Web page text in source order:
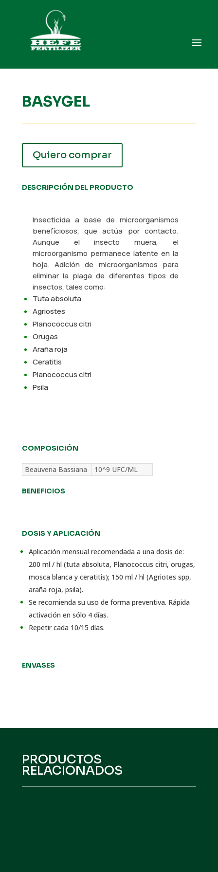
BASYGEL
Quiero comprar
DESCRIPCIÓN DEL PRODUCTO
Insecticida a base de microorganismos
beneficiosos, que actúa por contacto.
Aunque el insecto muera, el
microorganismo permanece latente en la
hoja. Adición de microorganismos para
eliminar la plaga de diferentes tipos de
insectos, tales como:
Tuta absoluta
Agriostes
Planococcus citri
Orugas
Araña roja
Ceratitis
Planococcus citri
Psila
COMPOSICIÓN
Beauveria Bassiana 10^9 UFC/ML
BENEFICIOS
DOSIS Y APLICACIÓN
Aplicación mensual recomendada a una dosis de:
200 ml / hl (tuta absoluta, Planococcus citri, orugas,
mosca blanca y ceratitis); 150 ml / hl (Agriotes spp,
araña roja, psila).
Se recomienda su uso de forma preventiva. Rápida
activación en sólo 4 días.
Repetir cada 10/15 días.
ENVASES
PRODUCTOS
RELACIONADOS